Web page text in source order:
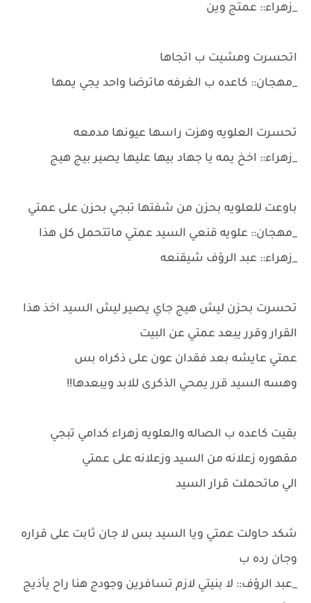
_زهراء:: عمتج وين
اتحسرت ومشيت ب اتجاها
_مهجان:: كاعده ب الغرفه ماترضا واحد يجي يمها
تحسرت العلويه وهزت راسها عيونها مدمعه
_زهراء:: اخخ يمه يا جهاد بيها عليها يصير بيج هيج
باوعت للعلويه بحزن من شفتها تبجي بحزن على عمتي
_مهجان:: علويه قنعي السيد عمتي ماتتحمل كل هذا
_زهراء:: عبد الرؤف شيقنعه
تحسرت بحزن ليش هيج جاي يصير ليش السيد اخذ هذا
القرار وقرر يبعد عمتي عن البيت
عمتي عايشه بعد فقدان عون على ذكراه بس
وهسه السيد قرر يمحي الذكرى للابد ويبعدها!!
بقيت كاعده ب الصاله والعلويه زهراء كدامي تبجي
مقهوره زعلانه من السيد وزعلانه على عمتي
الي ماتحملت قرار السيد
شكد حاولت عمتي ويا السيد بس لا جان ثابت على قراره
وجان رده ب
_عبد الرؤف:: لا بنيتي لازم تسافرين وجودج هنا راح يأذيج